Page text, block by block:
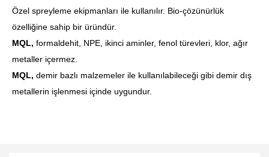
Özel spreyleme ekipmanları ile kullanılır. Bio-çözünürlük
özelliğine sahip bir üründür.
MQL, formaldehit, NPE, ikinci aminler, fenol türevleri, klor, ağır
metaller içermez.
MQL, demir bazlı malzemeler ile kullanılabileceği gibi demir dış
metallerin işlenmesi içinde uygundur.